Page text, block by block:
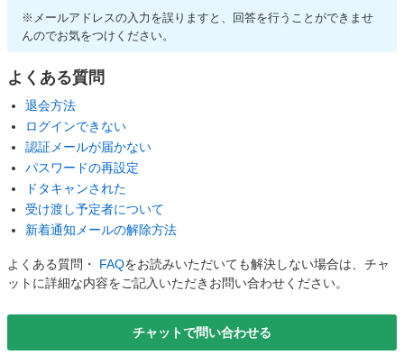
※メールアドレスの入力を誤りますと、回答を行うことができませ
んのでお気をつけください。
よくある質問
退会方法
ログインできない
認証メールが届かない
パスワードの再設定
ドタキャンされた
受け渡し予定者について
新着通知メールの解除方法
よくある質問・ FAQをお読みいただいても解決しない場合は、チャ
ットに詳細な内容をご記入いただきお問い合わせください。
チャットで問い合わせる